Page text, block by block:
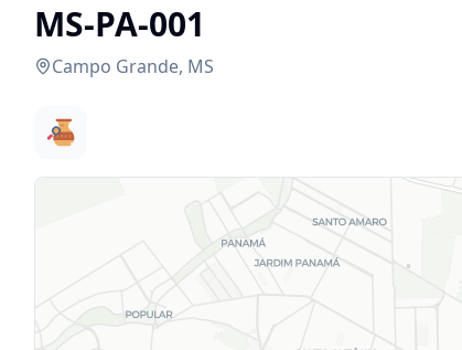
MS-PA-001
Campo Grande, MS